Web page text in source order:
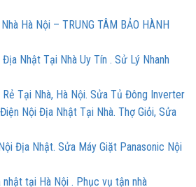
Hà Nội – TRUNG TÂM BẢO HÀNH
Nhật Tại Nhà Uy Tín . Sử Lý Nhanh
Tại Nhà, Hà Nội. Sửa Tủ Đông Inverter
Nội Địa Nhật Tại Nhà. Thợ Giỏi, Sửa
Địa Nhật. Sửa Máy Giặt Panasonic Nội
tại Hà Nội . Phục vụ tận nhà